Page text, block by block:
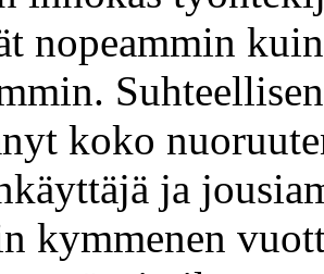
nopeammin
koko
ja
kymmenen